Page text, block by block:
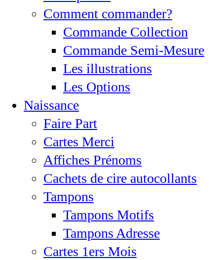
Comment commander?
Commande Collection
Commande Semi-Mesure
Les illustrations
Les Options
Naissance
Faire Part
Cartes Merci
Affiches Prénoms
Cachets de cire autocollants
Tampons
Tampons Motifs
Tampons Adresse
Cartes 1ers Mois